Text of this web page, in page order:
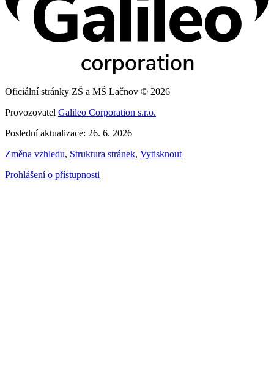
Oficiální stránky ZŠ a MŠ Lačnov © 2026
Provozovatel Galileo Corporation s.r.o.
Poslední aktualizace: 26. 6. 2026
Změna vzhledu, Struktura stránek, Vytisknout
Prohlášení o přístupnosti